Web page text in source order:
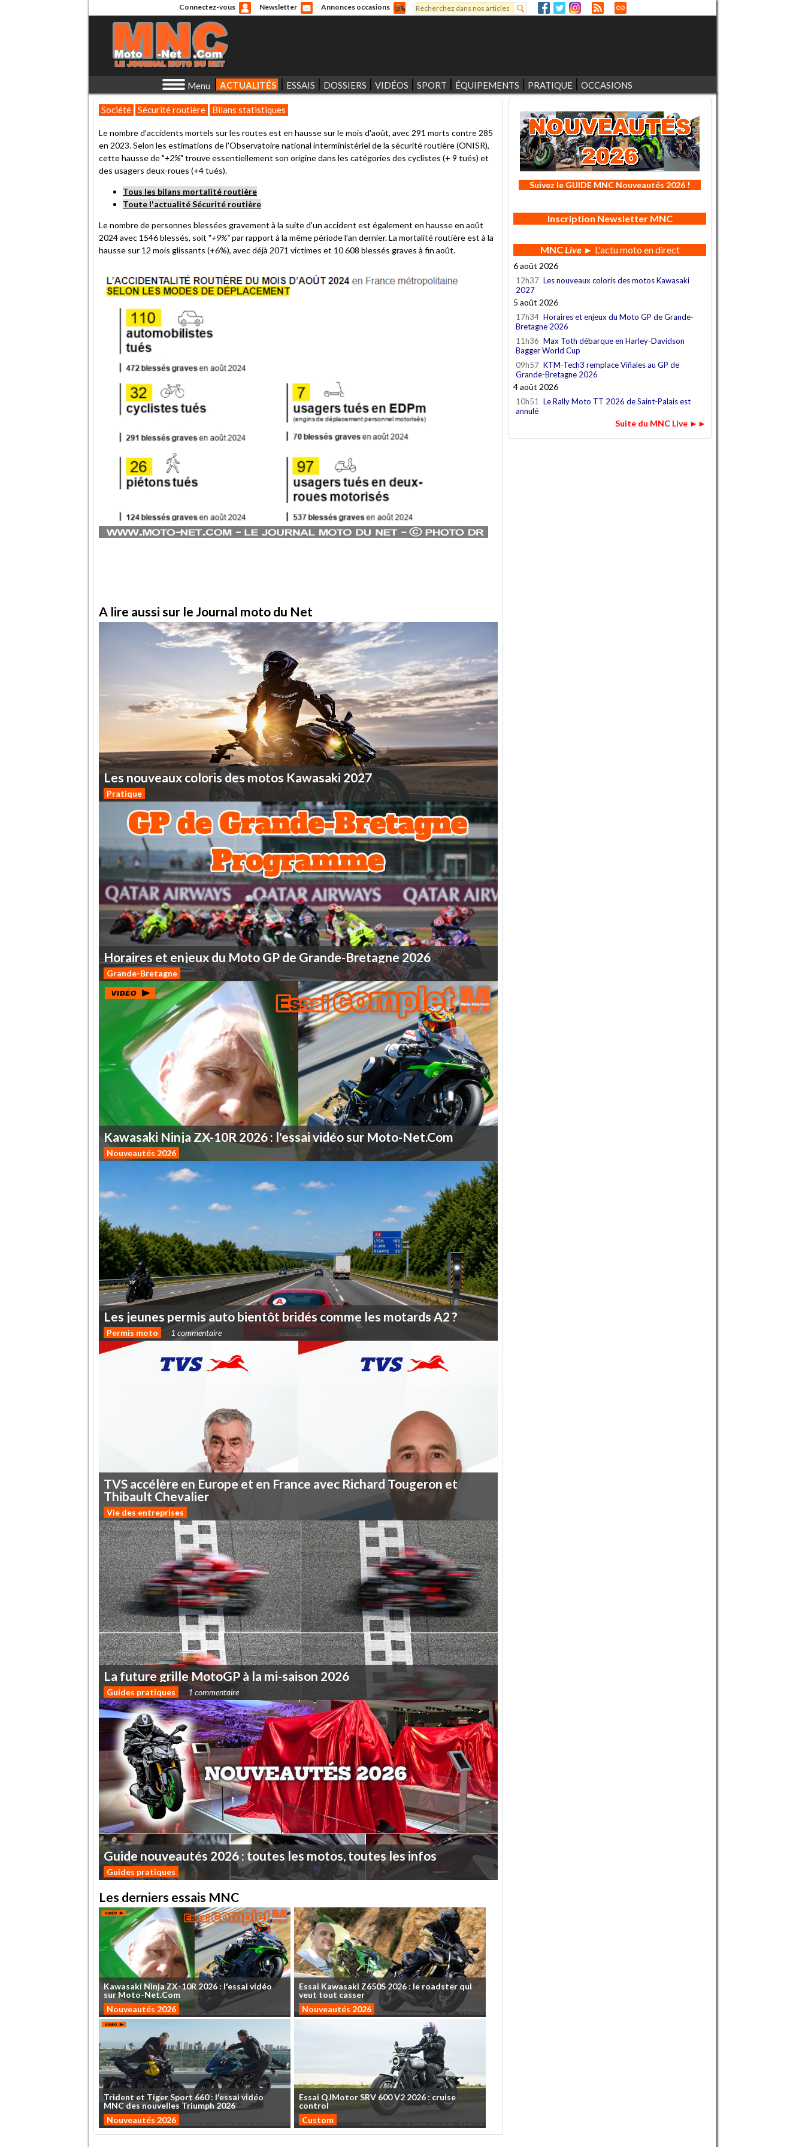
Connectez-vous Newsletter Annonces occasions
Formulaire de recherche
Rechercher
Menu ACTUALITÉS ESSAIS DOSSIERS VIDÉOS SPORT ÉQUIPEMENTS PRATIQUE OCCASIONS
Société Sécurité routière Bilans statistiques
Le nombre d'accidents mortels sur les routes est en hausse sur le mois d'août, avec 291 morts contre 285
en 2023. Selon les estimations de l'Observatoire national interministériel de la sécurité routière (ONISR),
cette hausse de "+2%" trouve essentiellement son origine dans les catégories des cyclistes (+ 9 tués) et
des usagers deux-roues (+4 tués).
Tous les bilans mortalité routière
Toute l'actualité Sécurité routière
Le nombre de personnes blessées gravement à la suite d'un accident est également en hausse en août
2024 avec 1546 blessés, soit "+9%"par rapport à la même période l'an dernier. La mortalité routière est à la
hausse sur 12 mois glissants (+6%), avec déjà 2071 victimes et 10 608 blessés graves à fin août.
A lire aussi sur le Journal moto du Net
Lesnouveauxcoloris desmotos Kawasaki 2027
Pratique
Horaires et enjeux du Moto GP de Grande-Bretagne 2026
Grande-Bretagne
Kawasaki Ninja ZX-10R 2026 : l'essaividéosur Moto-Net.Com
Nouveautés 2026
Les jeunes permis auto bientôt bridéscomme les motardsA2?
Permis moto 1 commentaire
TVS accélère en Europe et en France avec Richard Tougeron et
Thibault Chevalier
Vie des entreprises
La futuregrilleMotoGP à la mi-saison 2026
Guides pratiques 1 commentaire
Guide nouveautés 2026 : toutes lesmotos,toutesles infos
Guides pratiques
Les derniers essais MNC
Kawasaki NinjaZX-10R 2026 : l'essai vidéo
sur Moto-Net.Com
Nouveautés 2026
Essai Kawasaki Z650S2026:le roadster qui
veut tout casser
Nouveautés 2026
Trident et TigerSport 660: l'essaividéo
MNCdesnouvelles Triumph2026
Nouveautés 2026
Essai QJMotorSRV 600V2 2026: cruise
control
Custom
Suivez le GUIDE MNC Nouveautés 2026 !
Inscription Newsletter MNC
MNCLive► L'actu moto en direct
6 août 2026
12h37 Les nouveaux coloris des motos Kawasaki
2027
5 août 2026
17h34 Horaires et enjeux du Moto GP de Grande-
Bretagne 2026
11h36 Max Toth débarque en Harley-Davidson
Bagger World Cup
09h57 KTM-Tech3 remplace Viñales au GP de
Grande-Bretagne 2026
4 août 2026
10h51
Le Rally Moto TT 2026 de Saint-Palais est
annulé
Suite du MNC Live ►►